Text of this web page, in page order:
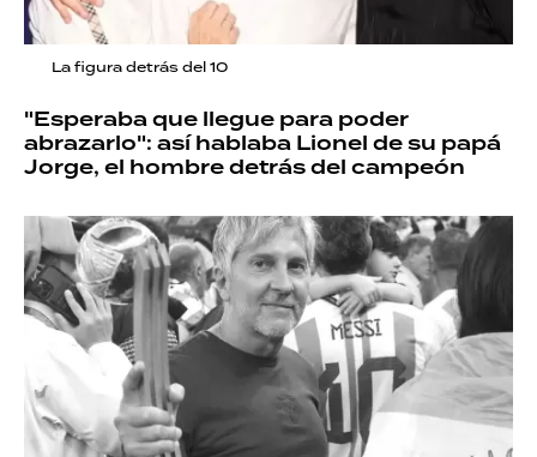
La figura detrás del 10
"Esperaba que llegue para poder
abrazarlo": así hablaba Lionel de su papá
Jorge, el hombre detrás del campeón